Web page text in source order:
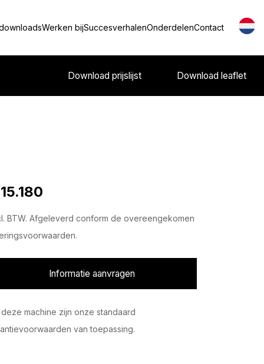
Werken bijSuccesverhalenOnderdelenContact
Download prijslijst Download leaflet
BTW. Afgeleverd conform de overeengekomen
Informatie aanvragen
machine zijn onze standaard
van toepassing.